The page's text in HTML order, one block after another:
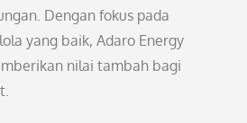
Dengan fokus pada
yang baik, Adaro Energy
nilai tambah bagi